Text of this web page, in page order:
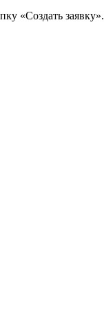
«Создать заявку».